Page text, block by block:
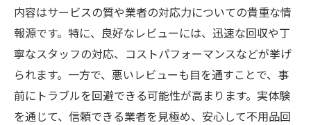
内容はサービスの質や業者の対応力についての貴重な情
報源です。特に、良好なレビューには、迅速な回収や丁
寧なスタッフの対応、コストパフォーマンスなどが挙げ
られます。一方で、悪いレビューも目を通すことで、事
前にトラブルを回避できる可能性が高まります。実体験
を通じて、信頼できる業者を見極め、安心して不用品回